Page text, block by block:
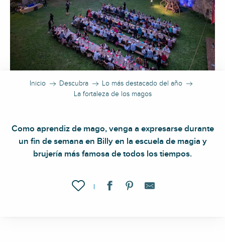
Inicio Descubra
Lo más destacado del año
La fortaleza de los magos
Como aprendiz de mago, venga a expresarse durante
un fin de semana en Billy en la escuela de magia y
brujería más famosa de todos los tiempos.
Ajouter aux favoris